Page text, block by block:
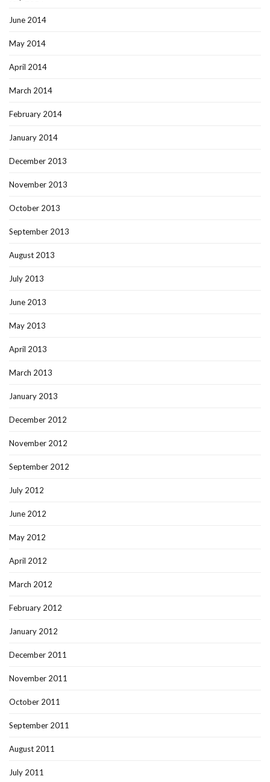
June 2014
May 2014
April 2014
March 2014
February 2014
January 2014
December 2013
November 2013
October 2013
September 2013
August 2013
July 2013
June 2013
May 2013
April 2013
March 2013
January 2013
December 2012
November 2012
September 2012
July 2012
June 2012
May 2012
April 2012
March 2012
February 2012
January 2012
December 2011
November 2011
October 2011
September 2011
August 2011
July 2011